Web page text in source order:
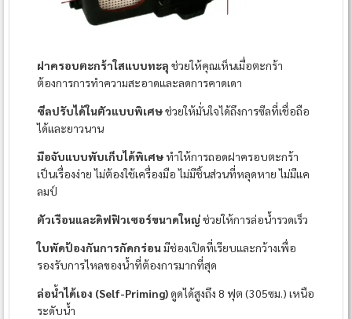
ฝาครอบตะกร้าใสแบบทะลุ ช่วยให้คุณเห็นเมื่อตะกร้า
ต้องการการทำความสะอาดและลดการคาดเดา
ซีลปรับได้ในตัวแบบพิเศษช่วยให้มั่นใจได้ถึงการซีลที่เชื่อถือ
ได้และยาวนาน
มือจับแบบพับเก็บได้พิเศษทำให้การถอดฝาครอบตะกร้า
เป็นเรื่องง่าย ไม่ต้องใช้เครื่องมือ ไม่มีชิ้นส่วนที่หลุดหาย ไม่มีแค
ลมป์
ตัวเรือนและดิฟฟิวเซอร์ขนาดใหญ่ช่วยให้การล่อน้ำรวดเร็ว
ใบพัดป้องกันการกัดกร่อนมีช่องเปิดที่เรียบและกว้างเพื่อ
รองรับการไหลของน้ำที่ต้องการมากที่สุด
ล่อน้ำได้เอง (Self-Priming)ดูดได้สูงถึง 8 ฟุต (305ซม.) เหนือ
ระดับน้ำ